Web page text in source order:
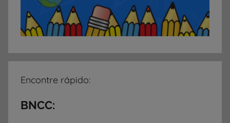
Encontre rápido:
BNCC: